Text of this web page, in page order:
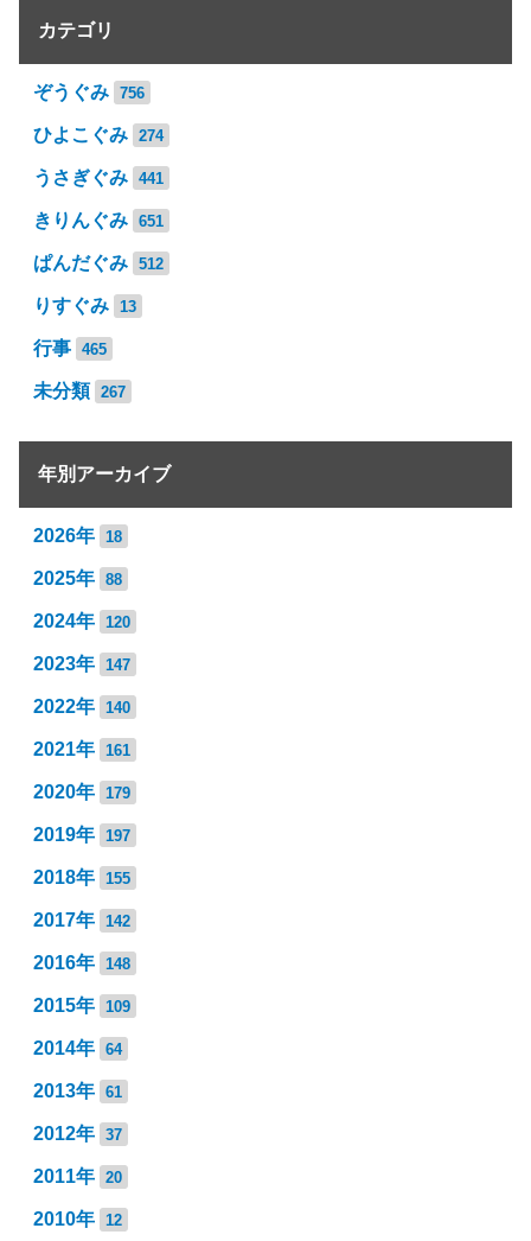
カテゴリ
ぞうぐみ 756
ひよこぐみ 274
うさぎぐみ 441
きりんぐみ 651
ぱんだぐみ 512
りすぐみ 13
行事 465
未分類 267
年別アーカイブ
2026年 18
2025年 88
2024年 120
2023年 147
2022年 140
2021年 161
2020年 179
2019年 197
2018年 155
2017年 142
2016年 148
2015年 109
2014年 64
2013年 61
2012年 37
2011年 20
2010年 12